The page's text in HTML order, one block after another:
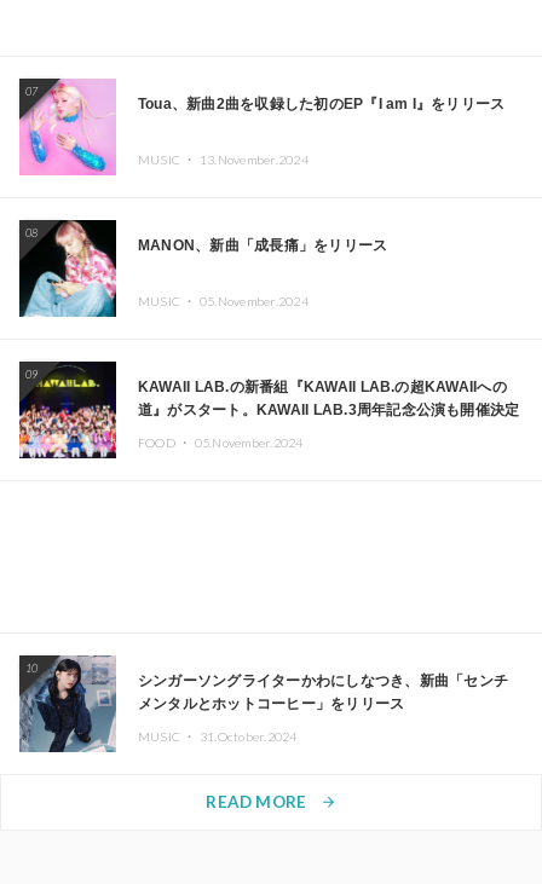
07
Toua、新曲2曲を収録した初のEP『I am I』をリリース
MUSIC ・ 13.November.2024
08
MANON、新曲「成長痛」をリリース
MUSIC ・ 05.November.2024
09
KAWAII LAB.の新番組『KAWAII LAB.の超KAWAIIへの
道』がスタート。KAWAII LAB.3周年記念公演も開催決定
FOOD ・ 05.November.2024
10
シンガーソングライターかわにしなつき、新曲「センチ
メンタルとホットコーヒー」をリリース
MUSIC ・ 31.October.2024
READ MORE arrow_forward